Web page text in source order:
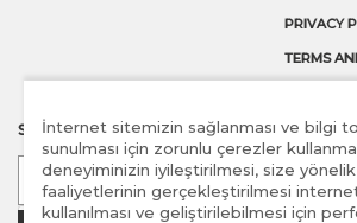
PRIVACY
TERMS
SUBSCRIBE TO OUR LATEST NEWS AND
İnternet sitemizin sağlanması ve bilgi
sunulması için zorunlu çerezler
deneyiminizin iyileştirilmesi, size
faaliyetlerinin gerçekleştirilmesi
kullanılması ve geliştirilebilmesi için